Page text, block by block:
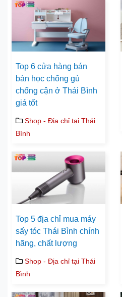
Top 6 cửa hàng bán
bàn học chống gù
chống cận ở Thái Bình
giá tốt
Shop - Địa chỉ tại Thái
Bình
Top 5 địa chỉ mua máy
sấy tóc Thái Bình chính
hãng, chất lượng
Shop - Địa chỉ tại Thái
Bình